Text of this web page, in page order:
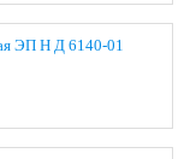
ЭП Н Д 6140-01